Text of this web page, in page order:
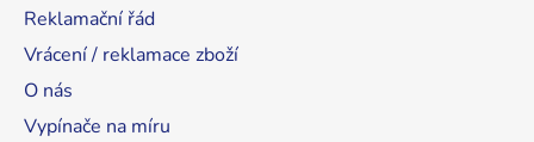
Reklamační řád
Vrácení / reklamace zboží
O nás
Vypínače na míru